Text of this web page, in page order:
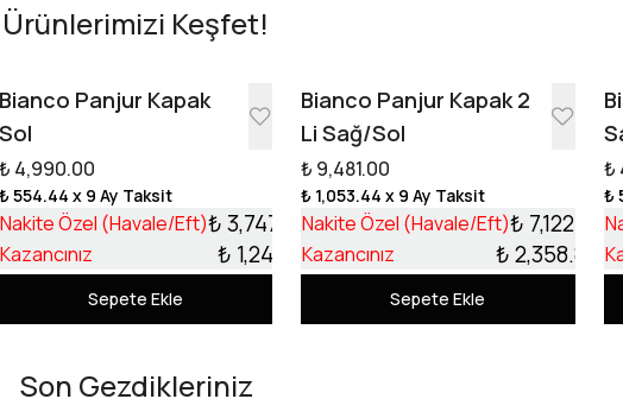
Ürünlerimizi Keşfet!
Bianco Panjur Kapak
Sol
₺ 4,990.00
₺ 554.44 x 9 Ay Taksit
Nakite Özel (Havale/Eft)₺ 3,747.99
Kazancınız ₺ 1,242.01
Sepete Ekle
Bianco Panjur Kapak 2
Li Sağ/Sol
₺ 9,481.00
₺ 1,053.44 x 9 Ay Taksit
Nakite Özel (Havale/Eft)₺ 7,122.13
Kazancınız ₺ 2,358.87
Sepete Ekle
₺
₺
Son Gezdikleriniz